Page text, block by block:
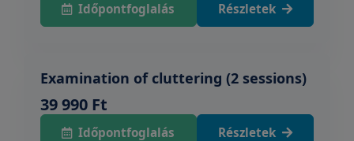
Időpontfoglalás Részletek
Examination of cluttering (2 sessions)
39 990 Ft
Időpontfoglalás Részletek